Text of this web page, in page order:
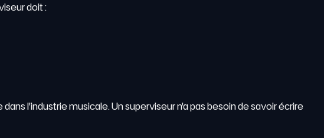
doit :
l'industrie musicale. Un superviseur n'a pas besoin de savoir écrire